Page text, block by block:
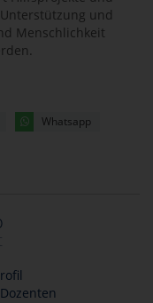
und
Menschlichkeit
Whatsapp